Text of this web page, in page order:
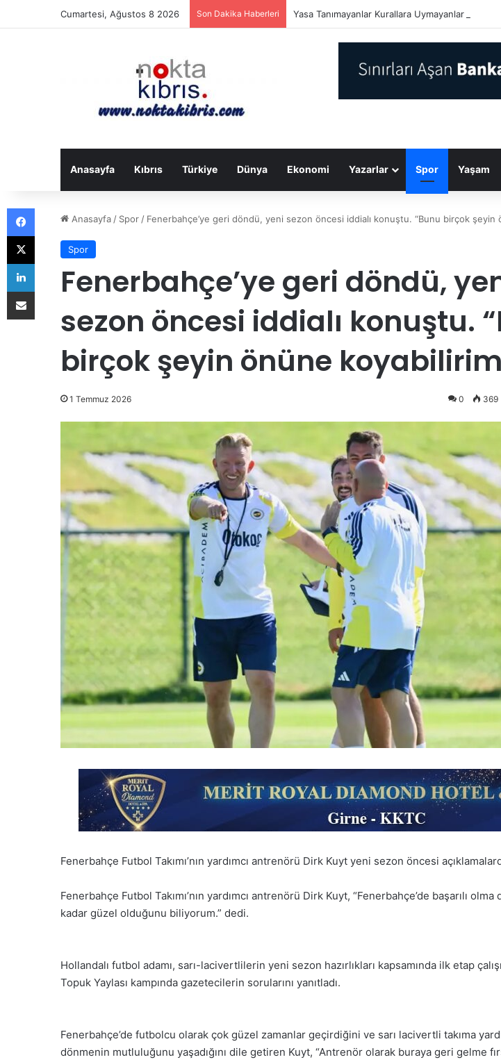
Cumartesi, Ağustos 8 2026 Son Dakika Haberleri Yasa Tanımayanlar Kurallara Uymayanlar
Anasayfa Kıbrıs Türkiye Dünya Ekonomi Yazarlar Spor Yaşam
Anasayfa / Spor / Fenerbahçe’ye geri döndü, yeni sezon öncesi iddialı konuştu. “Bunu birçok şeyin
Spor
Fenerbahçe’ye geri döndü,
sezon öncesi iddialı konuştu.
birçok şeyin önüne
1 Temmuz 2026 0 369
Fenerbahçe Futbol Takımı’nın yardımcı antrenörü Dirk Kuyt yeni sezon öncesi
Fenerbahçe Futbol Takımı’nın yardımcı antrenörü Dirk Kuyt, “Fenerbahçe’de başarılı
kadar güzel olduğunu biliyorum.” dedi.
Hollandalı futbol adamı, sarı-lacivertlilerin yeni sezon hazırlıkları kapsamında ilk etap
Topuk Yaylası kampında gazetecilerin sorularını yanıtladı.
Fenerbahçe’de futbolcu olarak çok güzel zamanlar geçirdiğini ve sarı lacivertli takıma
dönmenin mutluluğunu yaşadığını dile getiren Kuyt, “Antrenör olarak buraya geri gelme